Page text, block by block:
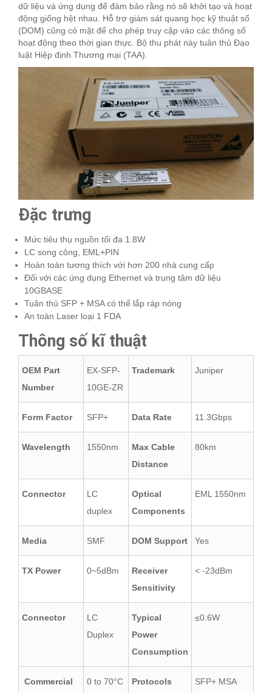
dữ liệu và ứng dụng để đảm bảo rằng nó sẽ khởi tạo và hoạt
động giống hệt nhau. Hỗ trợ giám sát quang học kỹ thuật số
(DOM) cũng có mặt để cho phép truy cập vào các thông số
hoạt động theo thời gian thực. Bộ thu phát này tuân thủ Đạo
luật Hiệp định Thương mại (TAA).
Đặc trưng
Mức tiêu thụ nguồn tối đa 1.8W
LC song công, EML+PIN
Hoàn toàn tương thích với hơn 200 nhà cung cấp
Đối với các ứng dụng Ethernet và trung tâm dữ liệu
10GBASE
Tuân thủ SFP + MSA có thể lắp ráp nóng
An toàn Laser loại 1 FDA
Thông số kĩ thuật
OEM Part
Number
EX-SFP-
10GE-ZR
Trademark Juniper
Form Factor SFP+ Data Rate 11.3Gbps
Wavelength 1550nm
Max Cable
Distance
80km
Connector
LC
duplex
Optical
Components
EML 1550nm
Media SMF DOM Support Yes
TX Power 0~5dBm
Receiver
Sensitivity
< -23dBm
Connector
LC
Duplex
Typical
Power
Consumption
≤0.6W
Commercial
0 to 70°C
Protocols
SFP+ MSA